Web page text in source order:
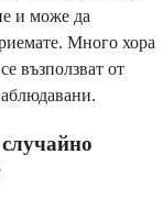
и може да
Много хора
възползват от